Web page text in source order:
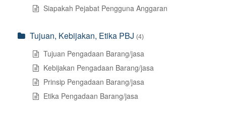
Siapakah Pejabat Pengguna Anggaran
Tujuan, Kebijakan, Etika PBJ (4)
Tujuan Pengadaan Barang/jasa
Kebijakan Pengadaan Barang/jasa
Prinsip Pengadaan Barang/jasa
Etika Pengadaan Barang/jasa